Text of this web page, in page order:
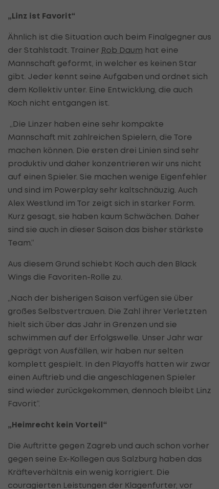
„Linz ist Favorit“
Ähnlich ist die Situation auch beim Finalgegner aus
der Stahlstadt. Trainer Rob Daum hat eine
Mannschaft geformt, in welcher es keinen Star
gibt. Jeder kennt seine Aufgaben und ordnet sich
dem Kollektiv unter. Eine Entwicklung, die auch
Koch nicht entgangen ist.
„Die Linzer haben eine sehr kompakte
Mannschaft mit zahlreichen Spielern, die Tore
machen können. Die ersten drei Linien sind sehr
produktiv und daher konzentrieren wir uns nicht
auf einen Spieler. Sie machen wenige Eigenfehler
und sind im Powerplay sehr kaltschnäuzig. Auch
Alex Westlund im Tor zeigt sich in starker Form.
Kurz gesagt, sie haben kaum Schwächen. Daher
sind sie auch in dieser Saison das bisher stärkste
Team.“
Aus diesem Grund schiebt Koch auch den Black
Wings die Favoriten-Rolle zu.
„Nach der bisherigen Saison verfügen sie über
großes Selbstvertrauen. Die Zahl ihrer Verletzten
hielt sich über das Jahr in Grenzen und sie
schwimmen auf der Erfolgswelle. Unser Jahr war
geprägt von Ausfällen, wir haben nur selten
komplett gespielt. In den Playoffs hatten wir zwar
einen Auftrieb und die angeschlagenen Spieler
sind wieder zurückgekommen, dennoch bleibt Linz
Favorit“.
„Heimrecht kein Vorteil“
Die Auftritte gegen Zagreb und auch schon vorher
gegen seine Ex-Kollegen aus Salzburg haben das
Kräfteverhältnis ein wenig korrigiert. Die
couragierten Leistungen der Klagenfurter, vor